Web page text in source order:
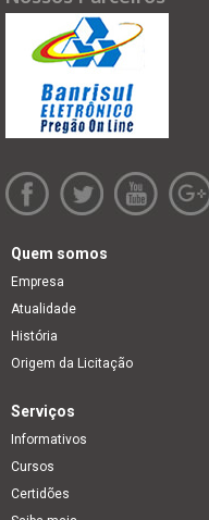
Quem somos
Empresa
Atualidade
História
Origem da Licitação
Serviços
Informativos
Cursos
Certidões